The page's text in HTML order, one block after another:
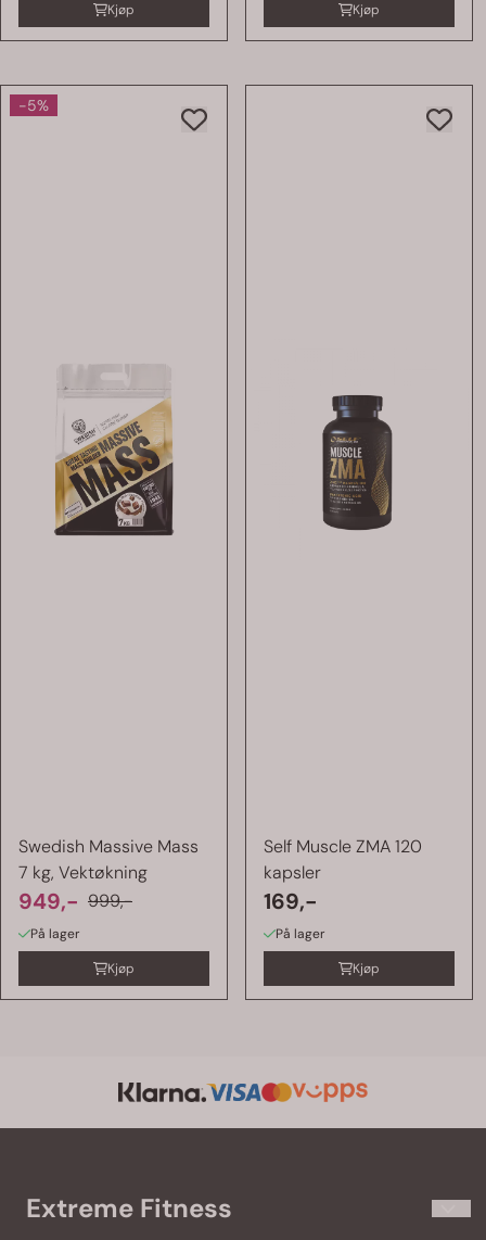
Kjøp
Kjøp
-5%
Swedish Massive Mass
7 kg, Vektøkning
949,- 999,-
På lager
Kjøp
Self Muscle ZMA 120
kapsler
169,-
På lager
Kjøp
Extreme Fitness